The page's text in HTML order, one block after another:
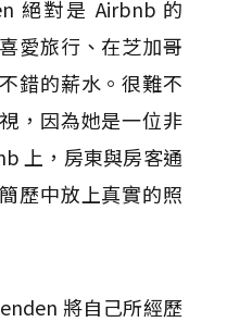
絕對是 Airbnb 的
愛旅行、在芝加哥
錯的薪水。很難不
，因為她是一位非
上，房東與房客通
歷中放上真實的照
將自己所經歷